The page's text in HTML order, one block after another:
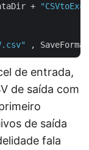
+
de entrada,
de saída com
de saída
fala